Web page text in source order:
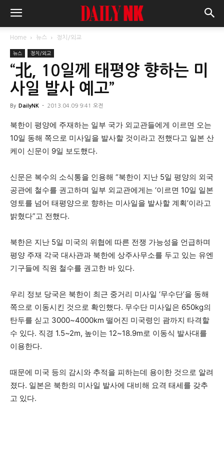
Home 뉴스 정치/외교
뉴스 정치/외교
“北, 10일께 태평양 향하는 미
사일 발사 예고”
By DailyNK - 2013.04.09 9:41 오전
북한이 평양에 주재하는 일부 국가 외교관들에게 이르면 오는
10일 동해 쪽으로 미사일을 발사할 것이라고 전했다고 일본 산
케이 신문이 9일 보도했다.
신문은 복수의 소식통을 인용해 “북한이 지난 5일 평양의 외국
공관에 철수를 권고하며 일부 외교관에게는 ‘이르면 10일 일본
영토를 넘어 태평양으로 향하는 미사일을 발사할 계획’이라고
밝혔다”고 전했다.
북한은 지난 5일 미국의 위협에 따른 전쟁 가능성을 언급하며
평양 주재 각국 대사관과 북한에 상주사무소를 두고 있는 유엔
기구들에 직원 철수를 권고한 바 있다.
우리 정보 당국은 북한이 최근 중거리 미사일 ‘무수단’을 동해
쪽으로 이동시킨 것으로 확인했다. 무수단 미사일은 650kg의
탄두를 싣고 3000~4000km 떨어진 미국령인 괌까지 타격할
수 있다. 직경 1.5~2m, 높이는 12~18.9m로 이동식 발사대를
이용한다.
때문에 미국 등의 감시와 추적을 피하는데 용이한 것으로 알려
졌다. 일본은 북한의 미사일 발사에 대비해 요격 태세를 갖추
고 있다.